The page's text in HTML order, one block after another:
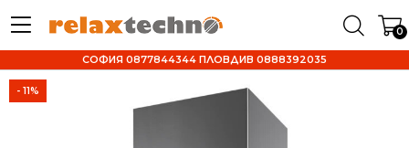
0
СОФИЯ 0877844344 ПЛОВДИВ 0888392035
- 11%